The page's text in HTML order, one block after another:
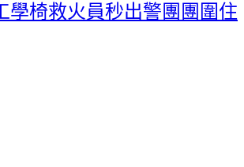
學椅救火員秒出警團團圍住